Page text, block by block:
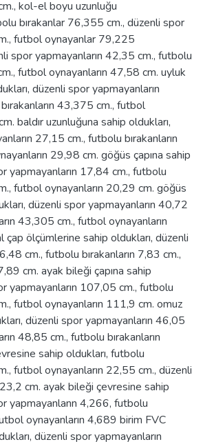
kol-el boyu uzunluğu
bırakanlar 76,355 cm., düzenli spor
futbol oynayanlar 79,225
spor yapmayanların 42,35 cm., futbolu
futbol oynayanların 47,58 cm. uyluk
düzenli spor yapmayanların
43,375 cm., futbol
baldır uzunluğuna sahip oldukları,
27,15 cm., futbolu bırakanların
29,98 cm. göğüs çapına sahip
yapmayanların 17,84 cm., futbolu
futbol oynayanların 20,29 cm. göğüs
düzenli spor yapmayanların 40,72
43,305 cm., futbol oynayanların
ölçümlerine sahip oldukları, düzenli
cm., futbolu bırakanların 7,83 cm.,
cm. ayak bileği çapına sahip
yapmayanların 107,05 cm., futbolu
futbol oynayanların 111,9 cm. omuz
düzenli spor yapmayanların 46,05
48,85 cm., futbolu bırakanların
sahip oldukları, futbolu
futbol oynayanların 22,55 cm., düzenli
cm. ayak bileği çevresine sahip
yapmayanlann 4,266, futbolu
oynayanların 4,689 birim FVC
düzenli spor yapmayanların